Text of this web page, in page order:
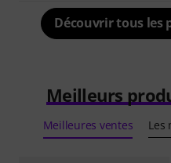
Découvrir tous les
Meilleurs
Meilleures ventes Les